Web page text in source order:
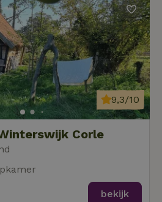
Corle
9,3/10
bekijk